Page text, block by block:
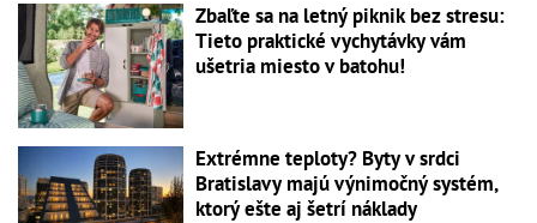
Zbaľte sa na letný piknik bez stresu:
Tieto praktické vychytávky vám
ušetria miesto v batohu!
Extrémne teploty? Byty v srdci
Bratislavy majú výnimočný systém,
ktorý ešte aj šetrí náklady